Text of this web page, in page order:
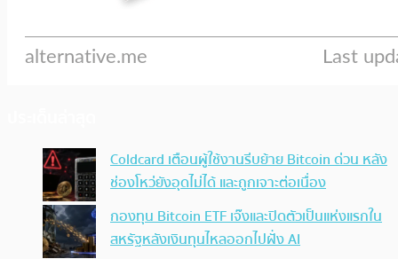
Coldcard เตือนผู้ใช้งานรีบย้าย Bitcoin ด่วน หลัง
ช่องโหว่ยังอุดไม่ได้ และถูกเจาะต่อเนื่อง
กองทุน Bitcoin ETF เจ๊งและปิดตัวเป็นแห่งแรกใน
สหรัฐหลังเงินทุนไหลออกไปฝั่ง AI